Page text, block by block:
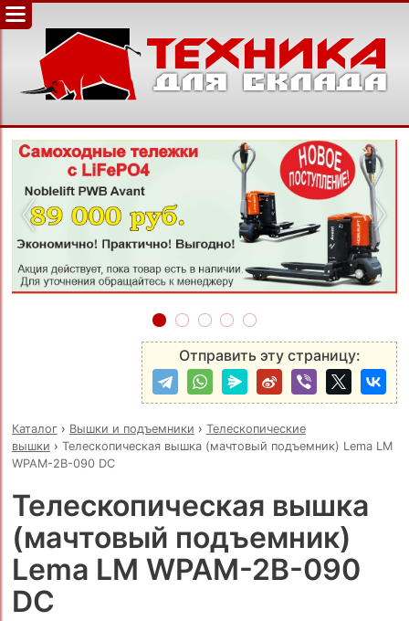
‹ ›
Отправить эту страницу:
Каталог› Вышки и подъемники › Телескопические
вышки › Телескопическая вышка (мачтовый подъемник) Lema LM
WPAM-2B-090 DC
Телескопическая вышка
(мачтовый подъемник)
Lema LM WPAM-2B-090
DC